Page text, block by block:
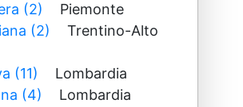
(2)
Piemonte
(2)
Trentino-Alto
(11)
Lombardia
(4)
Lombardia